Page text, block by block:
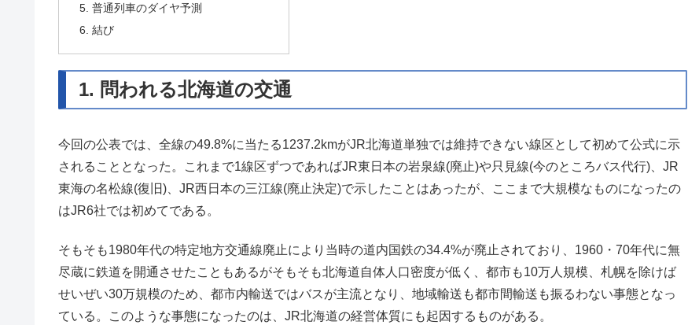
5. 普通列車のダイヤ予測
6. 結び
1. 問われる北海道の交通
今回の公表では、全線の49.8%に当たる1237.2kmがJR北海道単独では維持できない線区として初めて公式に示
されることとなった。これまで1線区ずつであればJR東日本の岩泉線(廃止)や只見線(今のところバス代行)、JR
東海の名松線(復旧)、JR西日本の三江線(廃止決定)で示したことはあったが、ここまで大規模なものになったの
はJR6社では初めてである。
そもそも1980年代の特定地方交通線廃止により当時の道内国鉄の34.4%が廃止されており、1960・70年代に無
尽蔵に鉄道を開通させたこともあるがそもそも北海道自体人口密度が低く、都市も10万人規模、札幌を除けば
せいぜい30万規模のため、都市内輸送ではバスが主流となり、地域輸送も都市間輸送も振るわない事態となっ
ている。このような事態になったのは、JR北海道の経営体質にも起因するものがある。